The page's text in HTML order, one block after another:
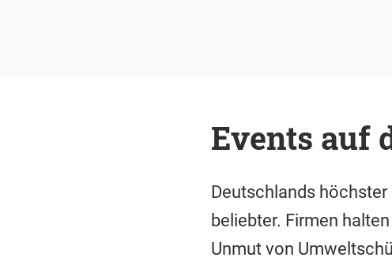
Events auf
Deutschlands
beliebter. Firmen
Unmut von